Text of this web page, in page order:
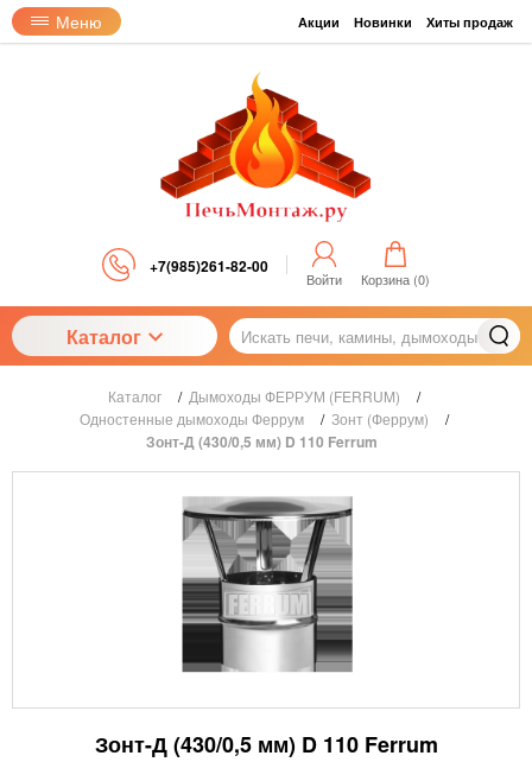
Меню Акции Новинки Хиты продаж
+7(985)261-82-00
Войти Корзина (0)
Каталог
Каталог / Дымоходы ФЕРРУМ (FERRUM)
/
Одностенные дымоходы Феррум
/ Зонт (Феррум) /
Зонт-Д (430/0,5 мм) D 110 Ferrum
Зонт-Д (430/0,5 мм) D 110 Ferrum